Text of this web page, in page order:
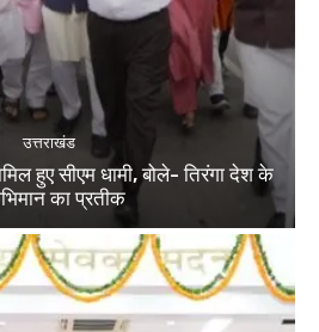
उत्तराखंड
हुए सीएम धामी, बोले- तिरंगा देश के
का प्रतीक